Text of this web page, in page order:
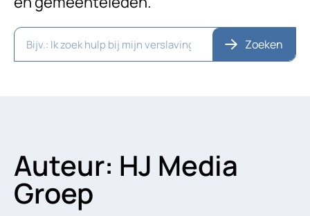
Zoeken
Auteur: HJ Media
Groep